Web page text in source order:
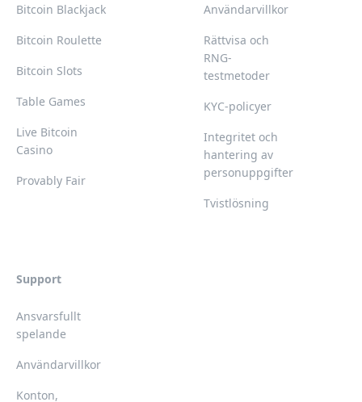
Bitcoin Blackjack
Bitcoin Roulette
Bitcoin Slots
Table Games
Live Bitcoin
Casino
Provably Fair
Användarvillkor
Rättvisa och
RNG-
testmetoder
KYC-policyer
Integritet och
hantering av
personuppgifter
Tvistlösning
Support
Ansvarsfullt
spelande
Användarvillkor
Konton,